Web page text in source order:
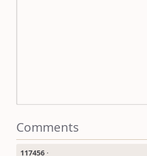
Comments
117456 ·